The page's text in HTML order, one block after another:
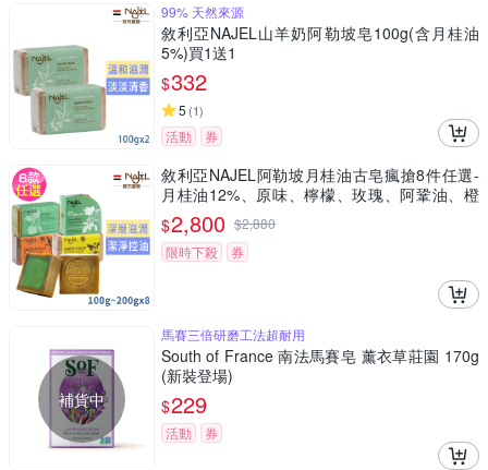
99% 天然來源
敘利亞NAJEL山羊奶阿勒坡皂100g(含月桂油
5%)買1送1
$332
5 (1)
活動 券
敘利亞NAJEL阿勒坡月桂油古皂瘋搶8件任選-
月桂油12%、原味、檸檬、玫瑰、阿鞏油、橙
花、紫羅蘭、茉莉
$2,800 $2,880
限時下殺
券
補貨中
馬賽三倍研磨工法超耐用
South of France 南法馬賽皂 薰衣草莊園 170g
(新裝登場)
$229
活動 券